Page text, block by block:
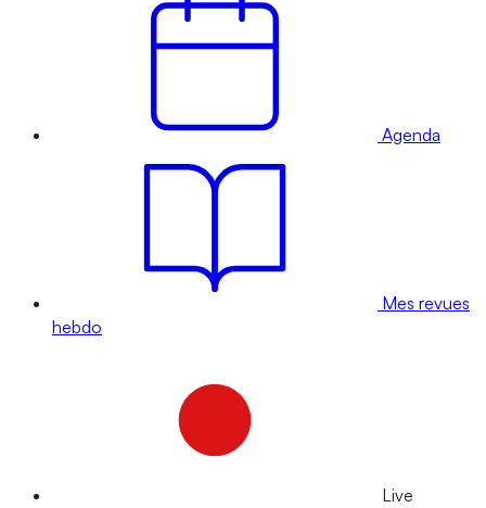
Agenda
Mes revues
hebdo
Live